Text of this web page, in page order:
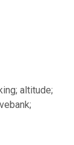
altitude;